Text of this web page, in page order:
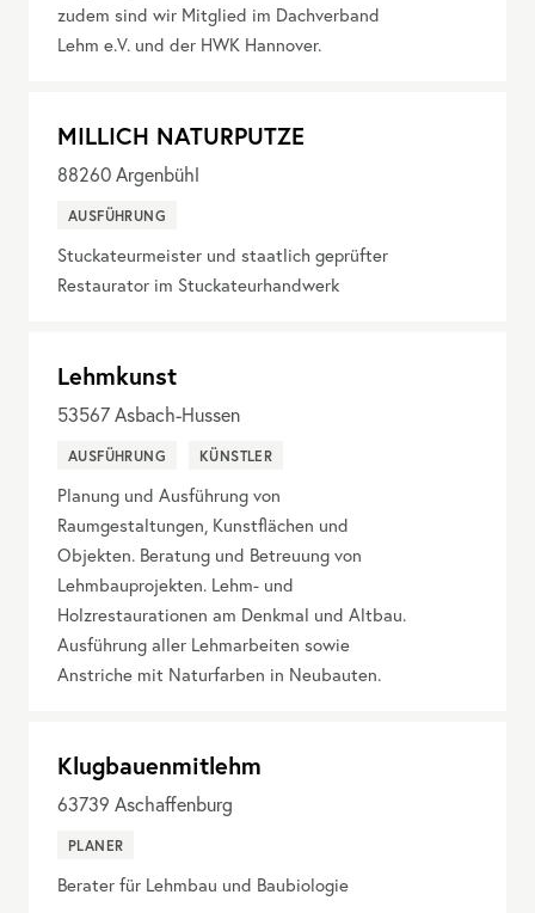
zudem sind wir Mitglied im Dachverband
Lehm e.V. und der HWK Hannover.
MILLICH NATURPUTZE
88260 Argenbühl
AUSFÜHRUNG
Stuckateurmeister und staatlich geprüfter
Restaurator im Stuckateurhandwerk
Lehmkunst
53567 Asbach-Hussen
AUSFÜHRUNG KÜNSTLER
Planung und Ausführung von
Raumgestaltungen, Kunstflächen und
Objekten. Beratung und Betreuung von
Lehmbauprojekten. Lehm- und
Holzrestaurationen am Denkmal und Altbau.
Ausführung aller Lehmarbeiten sowie
Anstriche mit Naturfarben in Neubauten.
Klugbauenmitlehm
63739 Aschaffenburg
PLANER
Berater für Lehmbau und Baubiologie